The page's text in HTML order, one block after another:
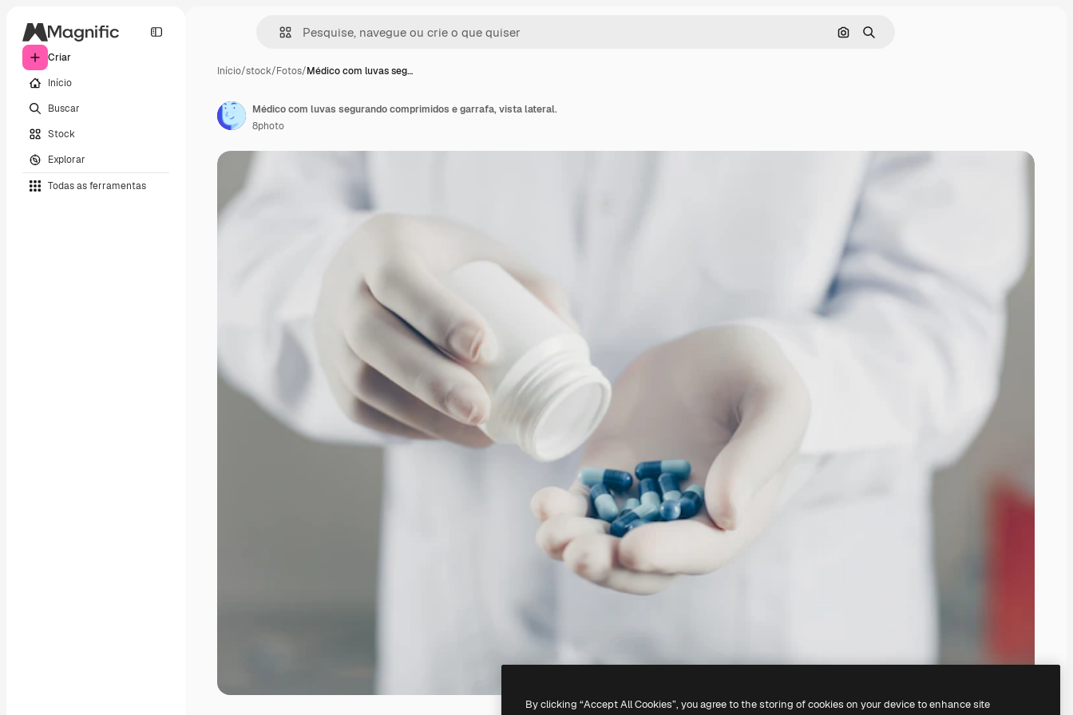
Criar
Início
Buscar
Stock
Explorar
Todas as ferramentas
Pesquisar por imagem
Buscar
Início/stock/Fotos/Médico com luvas seg…
Médico com luvas segurando comprimidos e garrafa, vista lateral.
8photo
By clicking “Accept All Cookies”, you agree to the storing of cookies on your device to enhance site